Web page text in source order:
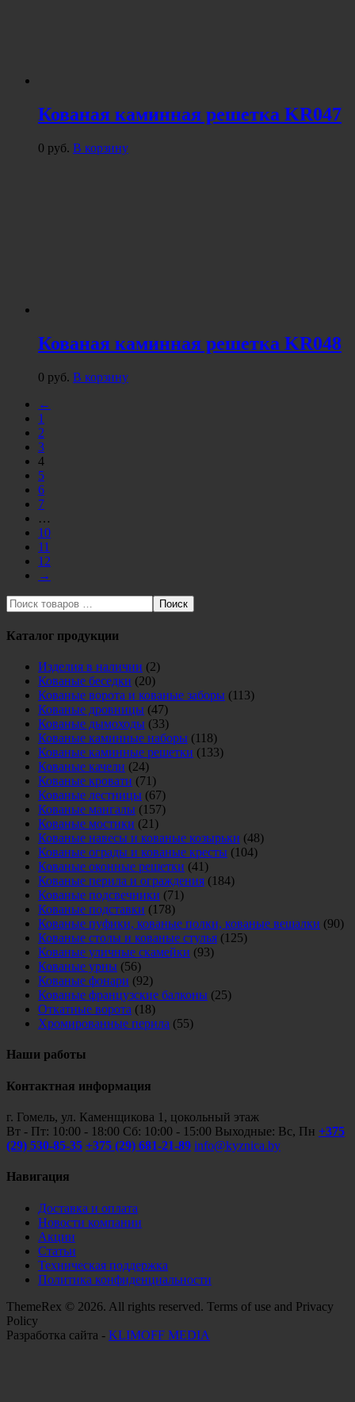
Кованая каминная решетка KR047
0 руб. В корзину
Кованая каминная решетка KR048
0 руб. В корзину
←
1
2
3
4
5
6
7
…
10
11
12
→
Поиск
Каталог продукции
Изделия в наличии (2)
Кованые беседки (20)
Кованые ворота и кованые заборы (113)
Кованые дровницы (47)
Кованые дымоходы (33)
Кованые каминные наборы (118)
Кованые каминные решетки (133)
Кованые качели (24)
Кованые кровати (71)
Кованые лестницы (67)
Кованые мангалы (157)
Кованые мостики (21)
Кованые навесы и кованые козырьки (48)
Кованые ограды и кованые кресты (104)
Кованые оконные решетки (41)
Кованые перила и ограждения (184)
Кованые подсвечники (71)
Кованые подставки (178)
Кованые пуфики, кованые полки, кованые вешалки (90)
Кованые столы и кованые стулья (125)
Кованые уличные скамейки (93)
Кованые урны (56)
Кованые фонари (92)
Кованые французские балконы (25)
Откатные ворота (18)
Хромированные перила (55)
Наши работы
Контактная информация
г. Гомель, ул. Каменщикова 1, цокольный этаж
Вт - Пт: 10:00 - 18:00 Сб: 10:00 - 15:00 Выходные: Вс, Пн +375
(29) 530-85-35 +375 (29) 681-21-89 info@kyznica.by
Навигация
Доставка и оплата
Новости компании
Акции
Статьи
Техническая поддержка
Политика конфиденциальности
ThemeRex © 2026. All rights reserved. Terms of use and Privacy
Policy
Разработка сайта - KLIMOFF MEDIA